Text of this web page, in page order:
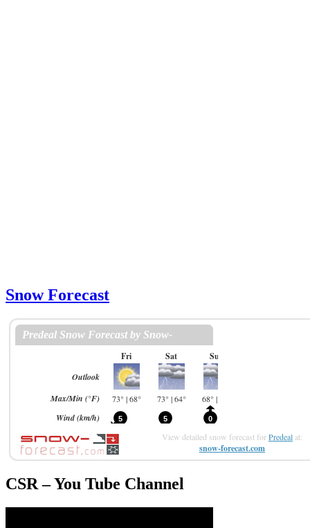
Snow Forecast
View detailed snow forecast forPredeal at:
snow-forecast.com
CSR – You Tube Channel